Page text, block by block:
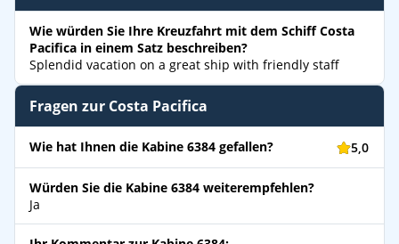
Wie würden Sie Ihre Kreuzfahrt mit dem Schiff Costa
Pacifica in einem Satz beschreiben?
Splendid vacation on a great ship with friendly staff
Fragen zur Costa Pacifica
Wie hat Ihnen die Kabine 6384 gefallen? 5,0
Würden Sie die Kabine 6384 weiterempfehlen?
Ja